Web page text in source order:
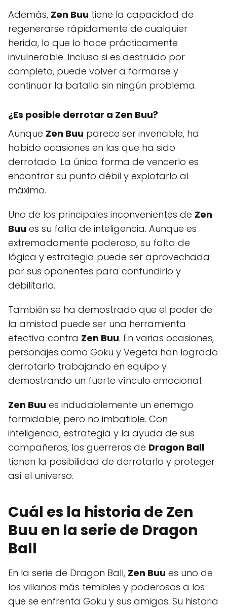
Además, Zen Buu tiene la capacidad de
regenerarse rápidamente de cualquier
herida, lo que lo hace prácticamente
invulnerable. Incluso si es destruido por
completo, puede volver a formarse y
continuar la batalla sin ningún problema.
¿Es posible derrotar a Zen Buu?
Aunque Zen Buu parece ser invencible, ha
habido ocasiones en las que ha sido
derrotado. La única forma de vencerlo es
encontrar su punto débil y explotarlo al
máximo.
Uno de los principales inconvenientes de Zen
Buu es su falta de inteligencia. Aunque es
extremadamente poderoso, su falta de
lógica y estrategia puede ser aprovechada
por sus oponentes para confundirlo y
debilitarlo.
También se ha demostrado que el poder de
la amistad puede ser una herramienta
efectiva contra Zen Buu. En varias ocasiones,
personajes como Goku y Vegeta han logrado
derrotarlo trabajando en equipo y
demostrando un fuerte vínculo emocional.
Zen Buu es indudablemente un enemigo
formidable, pero no imbatible. Con
inteligencia, estrategia y la ayuda de sus
compañeros, los guerreros de Dragon Ball
tienen la posibilidad de derrotarlo y proteger
así el universo.
Cuál es la historia de Zen
Buu en la serie de Dragon
Ball
En la serie de Dragon Ball, Zen Buu es uno de
los villanos más temibles y poderosos a los
que se enfrenta Goku y sus amigos. Su historia